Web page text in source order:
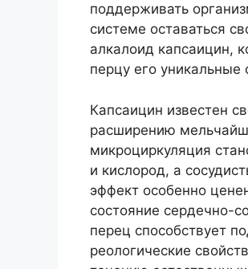
поддерживать
системе оставаться
алкалоид капсаицин,
перцу его уникальные
Капсаицин известен
расширению
микроциркуляция
и кислород, а
эффект особенно
состояние сердечно-
перец способствует
реологические